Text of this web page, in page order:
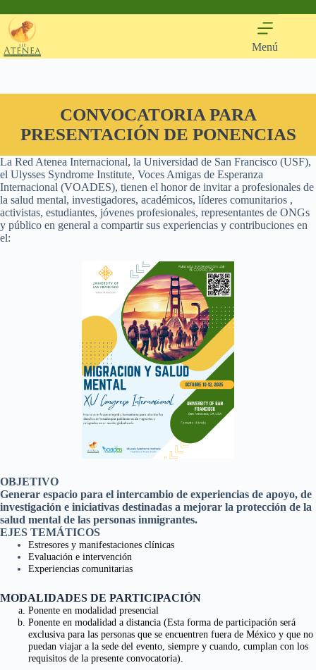
al
contenido
Menú
CONVOCATORIA PARA
PRESENTACIÓN DE PONENCIAS
La Red Atenea Internacional, la Universidad de San Francisco (USF),
el Ulysses Syndrome Institute, Voces Amigas de Esperanza
Internacional (VOADES), tienen el honor de invitar a profesionales de
la salud mental, investigadores, académicos, líderes comunitarios ,
activistas, estudiantes, jóvenes profesionales, representantes de ONGs
y público en general a compartir sus experiencias y contribuciones en
el:
OBJETIVO
Generar espacio para el intercambio de experiencias de apoyo, de
investigación e iniciativas destinadas a mejorar la protección de la
salud mental de las personas inmigrantes.
EJES TEMÁTICOS
Estresores y manifestaciones clínicas
Evaluación e intervención
Experiencias comunitarias
MODALIDADES DE PARTICIPACIÓN
Ponente en modalidad presencial
Ponente en modalidad a distancia (Esta forma de participación será
exclusiva para las personas que se encuentren fuera de México y que no
puedan viajar a la sede del evento, siempre y cuando, cumplan con los
requisitos de la presente convocatoria).